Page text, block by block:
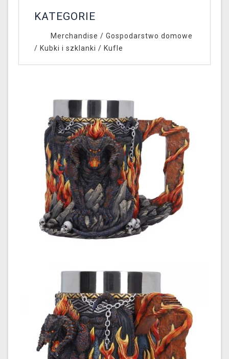
KATEGORIE
Merchandise / Gospodarstwo domowe
/ Kubki i szklanki / Kufle